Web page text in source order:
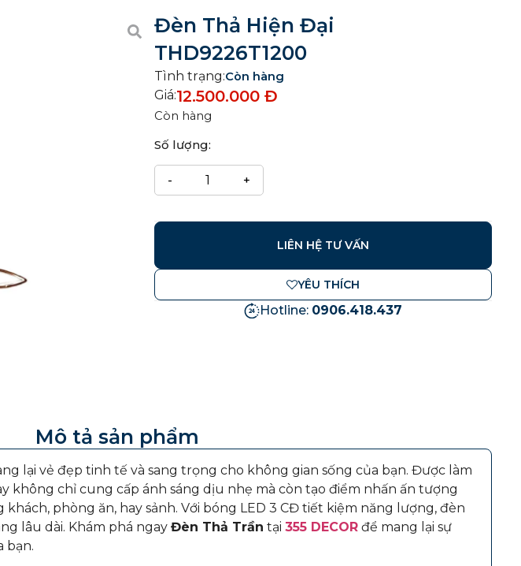
Đèn Thả Hiện Đại
THD9226T1200
Tình trạng:Còn hàng
Giá:12.500.000Đ
Còn hàng
Số lượng:
LIÊN HỆ TƯ VẤN
YÊU THÍCH
Hotline: 0906.418.437
Mô tả sản phẩm
lại vẻ đẹp tinh tế và sang trọng cho không gian sống của bạn. Được làm
không chỉ cung cấp ánh sáng dịu nhẹ mà còn tạo điểm nhấn ấn tượng
phòng ăn, hay sảnh. Với bóng LED 3 CĐ tiết kiệm năng lượng, đèn
lâu dài. Khám phá ngay Đèn Thả Trần tại 355 DECORđể mang lại sự
bạn.